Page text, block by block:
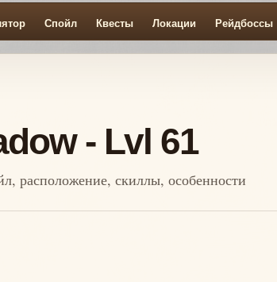
Спойл Квесты Локации Рейдбоссы
- Lvl 61
расположение, скиллы, особенности